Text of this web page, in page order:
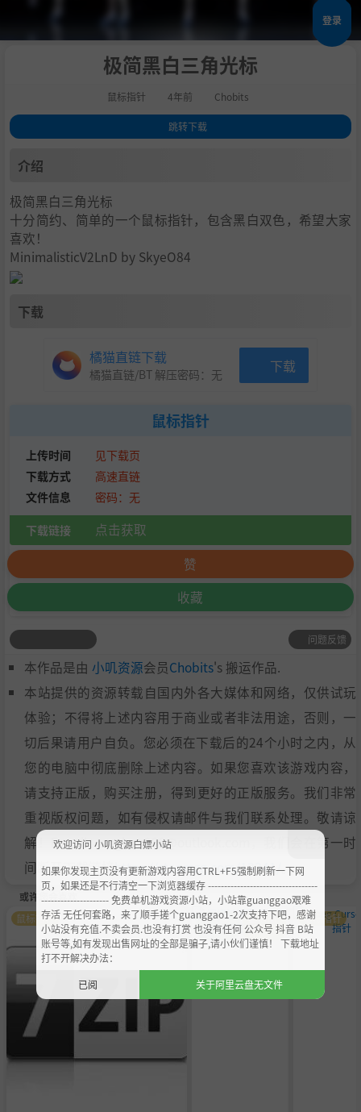
登录
极简黑白三角光标
鼠标指针 4年前 Chobits
跳转下载
2 .下载
介绍
极简黑白三角光标
十分简约、简单的一个鼠标指针，包含黑白双色，希望大家
喜欢！
MinimalisticV2LnD by SkyeO84
下载
橘猫直链下载
橘猫直链/BT 解压密码： 无 下载
鼠标指针
上传时间
见下载页
下载方式
高速直链
文件信息
密码：无
下载链接
点击获取
赞
收藏
问题反馈
本作品是由 小叽资源会员Chobits's 搬运作品.
本站提供的资源转载自国内外各大媒体和网络，仅供试玩
体验；不得将上述内容用于商业或者非法用途，否则，一
切后果请用户自负。您必须在下载后的24个小时之内，从
您的电脑中彻底删除上述内容。如果您喜欢该游戏内容，
请支持正版，购买注册，得到更好的正版服务。我们非常
重视版权问题，如有侵权请邮件与我们联系处理。敬请谅
解！E-mail：acgbns666@outlook.com，我们会在第一时
间断开下载链接https://steamzg.com/13341/。
或许您会喜欢
鼠标指针
萌化美
化
鼠标指
针
鼠标指针
欢迎访问 小叽资源白嫖小站
如果你发现主页没有更新游戏内容用CTRL+F5强制刷新一下网
页，如果还是不行清空一下浏览器缓存 ----------------------------------
--------------------- 免费单机游戏资源小站，小站靠guanggao艰难
存活 无任何套路，来了顺手搓个guanggao1-2次支持下吧，感谢
小站没有充值.不卖会员.也没有打赏 也没有任何 公众号 抖音 B站
账号等,如有发现出售网址的全部是骗子,请小伙们谨慎！ 下载地址
打不开解决办法：
已阅
关于阿里云盘无文件